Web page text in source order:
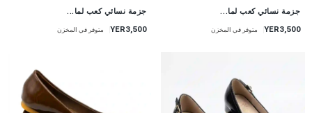
جزمة نسائي كعب لما...
YER3,500 متوفر في المخزن
جزمة نسائي كعب لما...
YER3,500 متوفر في المخزن